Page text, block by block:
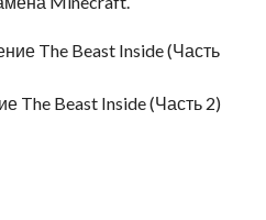
The Beast Inside (Часть 2)